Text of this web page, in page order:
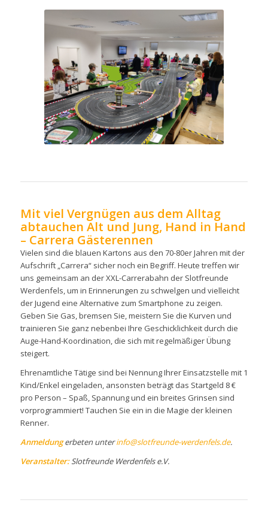
Christian Straub
Mit viel Vergnügen aus dem Alltag
abtauchen Alt und Jung, Hand in Hand
– Carrera Gästerennen
Vielen sind die blauen Kartons aus den 70-80er Jahren mit der
Aufschrift „Carrera“ sicher noch ein Begriff. Heute treffen wir
uns gemeinsam an der XXL-Carrerabahn der Slotfreunde
Werdenfels, um in Erinnerungen zu schwelgen und vielleicht
der Jugend eine Alternative zum Smartphone zu zeigen.
Geben Sie Gas, bremsen Sie, meistern Sie die Kurven und
trainieren Sie ganz nebenbei Ihre Geschicklichkeit durch die
Auge-Hand-Koordination, die sich mit regelmäßiger Übung
steigert.
Ehrenamtliche Tätige sind bei Nennung Ihrer Einsatzstelle mit 1
Kind/Enkel eingeladen, ansonsten beträgt das Startgeld 8 €
pro Person – Spaß, Spannung und ein breites Grinsen sind
vorprogrammiert! Tauchen Sie ein in die Magie der kleinen
Renner.
Anmeldungerbeten unterinfo@slotfreunde-werdenfels.de.
Veranstalter:Slotfreunde Werdenfels e.V.